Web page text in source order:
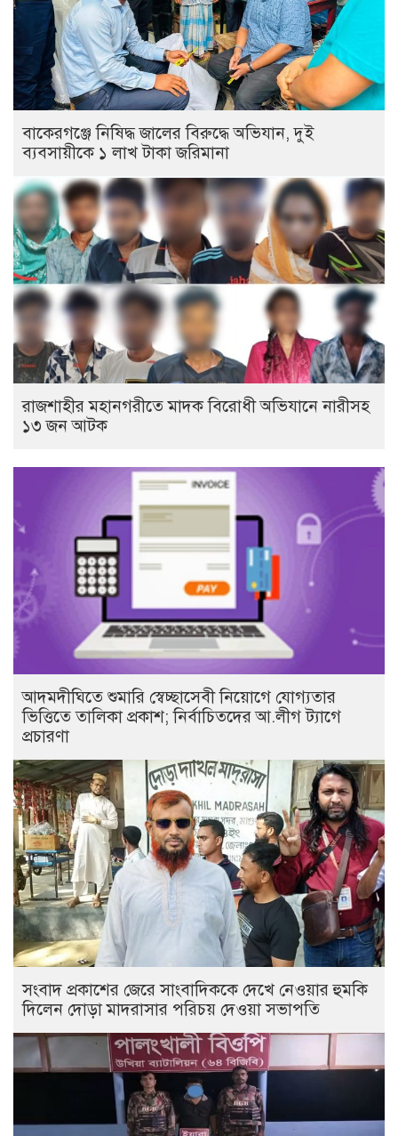
বাকেরগঞ্জে নিষিদ্ধ জালের বিরুদ্ধে অভিযান, দুই
ব্যবসায়ীকে ১ লাখ টাকা জরিমানা
রাজশাহীর মহানগরীতে মাদক বিরোধী অভিযানে নারীসহ
১৩ জন আটক
আদমদীঘিতে শুমারি স্বেচ্ছাসেবী নিয়োগে যোগ্যতার
ভিত্তিতে তালিকা প্রকাশ; নির্বাচিতদের আ.লীগ ট্যাগে
প্রচারণা
সংবাদ প্রকাশের জেরে সাংবাদিককে দেখে নেওয়ার হুমকি
দিলেন দোড়া মাদরাসার পরিচয় দেওয়া সভাপতি